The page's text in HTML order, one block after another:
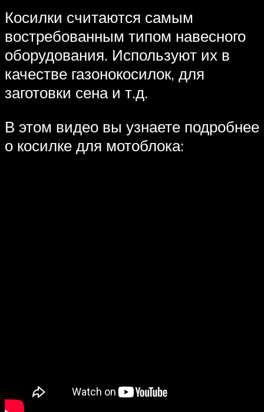
Косилки считаются самым
востребованным типом навесного
оборудования. Используют их в
качестве газонокосилок, для
заготовки сена и т.д.
В этом видео вы узнаете подробнее
о косилке для мотоблока: